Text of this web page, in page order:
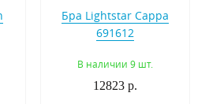
Бра Lightstar Cappa
691612
В наличии 9 шт.
12823 р.